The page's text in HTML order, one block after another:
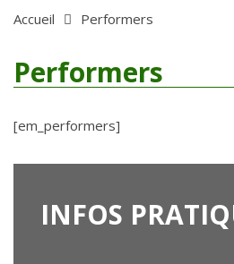
Accueil Performers
Performers
[em_performers]
INFOS